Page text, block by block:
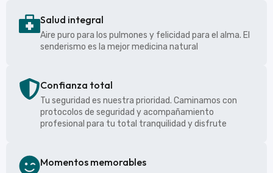
Salud integral
Aire puro para los pulmones y felicidad para el alma. El
senderismo es la mejor medicina natural
Confianza total
Tu seguridad es nuestra prioridad. Caminamos con
protocolos de seguridad y acompañamiento
profesional para tu total tranquilidad y disfrute
Momentos memorables